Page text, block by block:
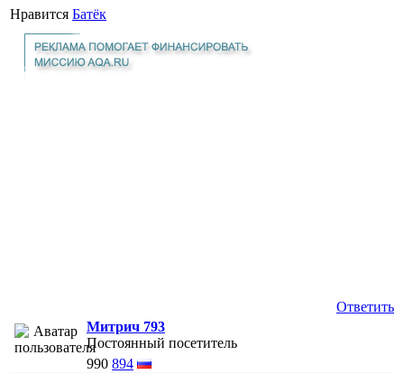
Нравится Батёк
Ответить
Митрич 793
Постоянный посетитель
990 894